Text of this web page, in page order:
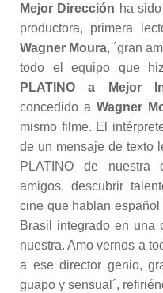
Mejor Dirección ha
productora, primera
Wagner Moura, ´gran
todo el equipo que
PLATINO a Mejor
concedido a Wagner
mismo filme. El
de un mensaje de texto
PLATINO de nuestra
amigos, descubrir
cine que hablan
Brasil integrado en una
nuestra. Amo vernos a
a ese director genio,
guapo y sensual´,